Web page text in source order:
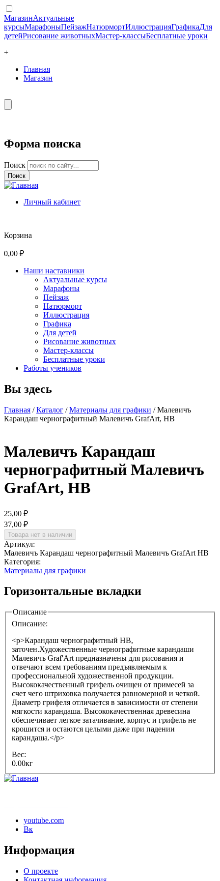
МагазинАктуальные
курсыМарафоныПейзажНатюрмортИллюстрацияГрафикаДля
детейРисование животныхМастер-классыБесплатные уроки
+
Главная
Магазин
Форма поиска
Поиск
Личный кабинет
Корзина
0,00 ₽
Наши наставники
Актуальные курсы
Марафоны
Пейзаж
Натюрморт
Иллюстрация
Графика
Для детей
Рисование животных
Мастер-классы
Бесплатные уроки
Работы учеников
Вы здесь
Главная / Каталог / Материалы для графики / Малевичъ
Карандаш чернографитный Малевичъ GrafArt, HВ
Малевичъ Карандаш
чернографитный Малевичъ
GrafArt, HВ
25,00 ₽
37,00 ₽
Артикул:
Малевичъ Карандаш чернографитный Малевичъ GrafArt HВ
Категория:
Материалы для графики
Горизонтальные вкладки
Описание
Описание:
<p>Карандаш чернографитный HB,
заточен.Художественные чернографитные карандаши
Малевичъ Graf'Art предназначены для рисования и
отвечают всем требованиям предъявляемым к
профессиональной художественной продукции.
Высококачественный грифель очищен от примесей за
счет чего штриховка получается равномерной и четкой.
Диаметр грифеля отличается в зависимости от степени
мягкости карандаша. Высококачественная древесина
обеспечивает легкое затачивание, корпус и грифель не
крошится и остаются целыми даже при падении
карандаша.</p>
Вес:
0.00кг
youtube.com
Вк
Информация
О проекте